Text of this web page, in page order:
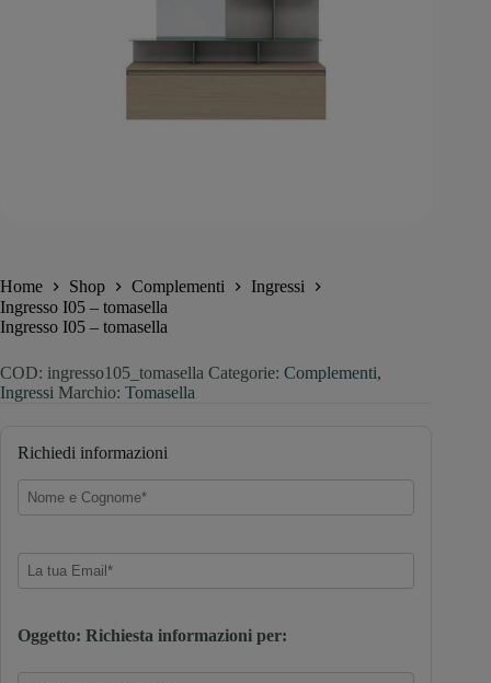
Home Shop Complementi
Ingressi
Ingresso I05 – tomasella
Ingresso I05 – tomasella
COD: ingresso105_tomasella Categorie: Complementi,
Ingressi Marchio: Tomasella
Richiedi informazioni
Oggetto: Richiesta informazioni per: